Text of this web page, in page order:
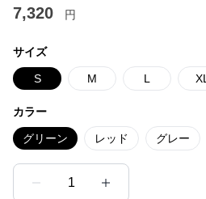
7,320 円
サイズ
S M L XL
カラー
グリーン レッド グレー
1